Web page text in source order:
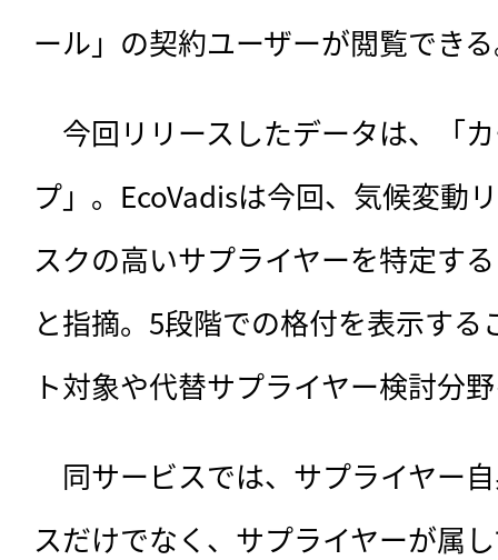
ール」の契約ユーザーが閲覧でき
今回リリースしたデータは、
「
プ」。EcoVadisは今回、気候変動
スクの高いサプライヤーを特定す
と指摘。5段階での格付を表示する
ト対象や代替サプライヤー検討分
同サービスでは、サプライヤー
スだけでなく、サプライヤーが属